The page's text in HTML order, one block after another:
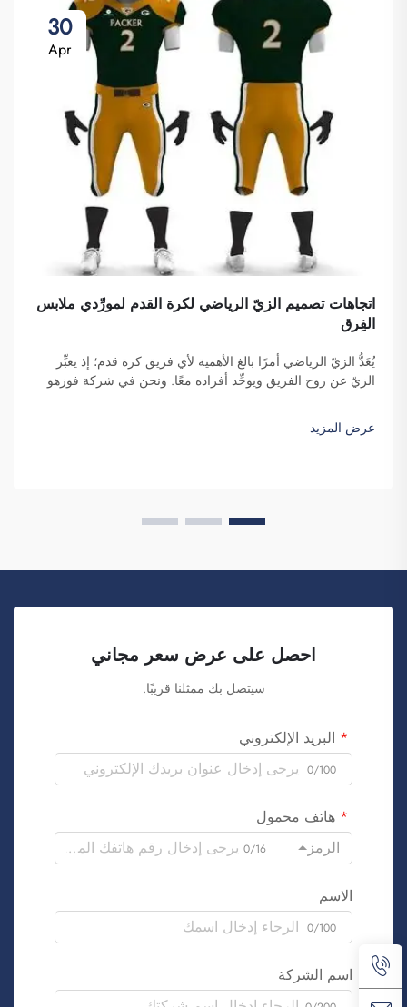
30
Apr
اتجاهات تصميم الزيّ الرياضي لكرة القدم لمورِّدي ملابس
الفِرق
يُعَدُّ الزيّ الرياضي أمرًا بالغ الأهمية لأي فريق كرة قدم؛ إذ يعبِّر
الزيّ عن روح الفريق ويوحِّد أفراده معًا. ونحن في شركة فوزهو
المباراة. فارتداء زيٍّ رياضيٍّ رائعٍ لكرة القدم يمكن أن يمنح اللاعبين
شعورًا أكبر بالقوة. زيٌّ...
عرض المزيد
احصل على عرض سعر مجاني
سيتصل بك ممثلنا قريبًا.
البريد الإلكتروني
0/100
هاتف محمول
الرمز
0/16
الاسم
0/100
اسم الشركة